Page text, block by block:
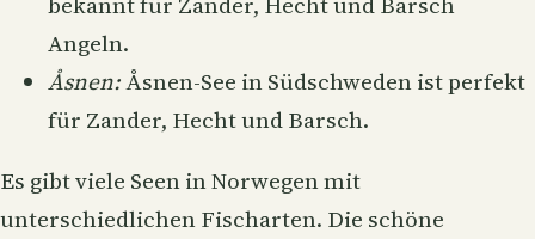
Angeln.
Åsnen:Åsnen-See in Südschweden ist perfekt
für Zander, Hecht und Barsch.
Es gibt viele Seen in Norwegen mit
unterschiedlichen Fischarten. Die schöne